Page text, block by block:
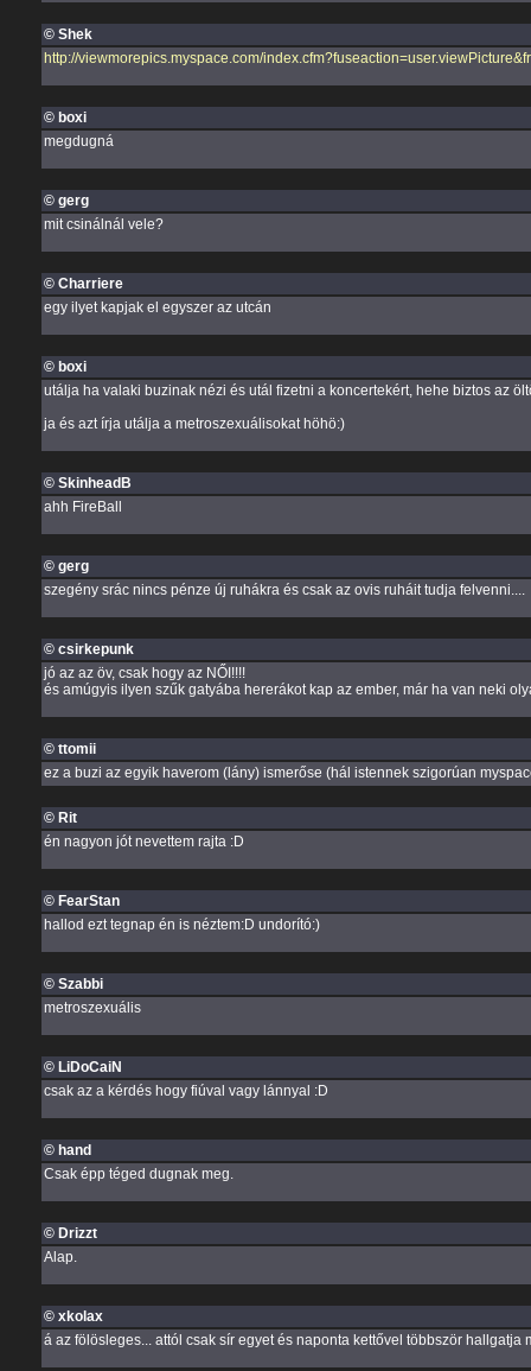
© Shek
http://viewmorepics.myspace.com/
© boxi
megdugná
© gerg
mit csinálnál vele?
© Charriere
egy ilyet kapjak el egyszer az utcán
© boxi
utálja ha valaki buzinak nézi és utál fizetni a koncertekért, hehe biztos az
ja és azt írja utálja a metroszexuálisokat höhö:)
© SkinheadB
ahh FireBall
© gerg
szegény srác nincs pénze új ruhákra és csak az ovis ruháit tudja felvenni....
© csirkepunk
jó az az öv, csak hogy az NŐI!!!!
és amúgyis ilyen szűk gatyába hererákot kap az ember, már ha van neki
© ttomii
ez a buzi az egyik haverom (lány) ismerőse (hál istennek szigorúan
© Rit
én nagyon jót nevettem rajta :D
© FearStan
hallod ezt tegnap én is néztem:D undorító:)
© Szabbi
metroszexuális
© LiDoCaiN
csak az a kérdés hogy fiúval vagy lánnyal :D
© hand
Csak épp téged dugnak meg.
© Drizzt
Alap.
© xkolax
á az fölösleges... attól csak sír egyet és naponta kettővel többször